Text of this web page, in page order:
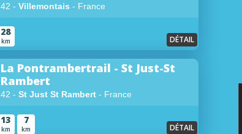
42 - Villemontais - France
28
km DÉTAIL
La Pontrambertrail - St Just-St
Rambert
42 - St Just St Rambert - France
13
km
7
km DÉTAIL